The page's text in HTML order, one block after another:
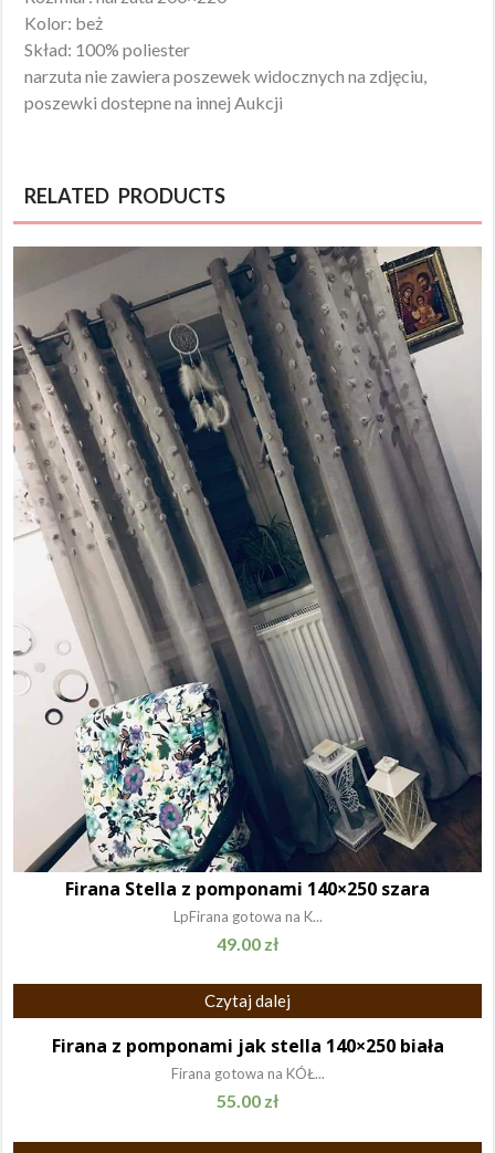
Kolor: beż
Skład: 100% poliester
narzuta nie zawiera poszewek widocznych na zdjęciu,
poszewki dostepne na innej Aukcji
RELATED PRODUCTS
Firana Stella z pomponami 140×250 szara
LpFirana gotowa na K...
49.00 zł
Czytaj dalej
Firana z pomponami jak stella 140×250 biała
Firana gotowa na KÓŁ...
55.00 zł